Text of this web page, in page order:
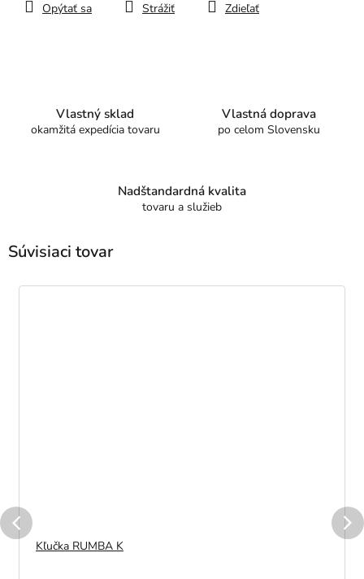
Opýtať sa Strážiť Zdieľať
Vlastný sklad
okamžitá expedícia tovaru
Vlastná doprava
po celom Slovensku
Nadštandardná kvalita
tovaru a služieb
Súvisiaci tovar
Kľučka RUMBA K